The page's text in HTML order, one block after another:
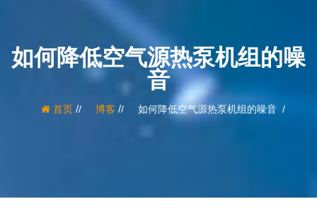
如何降低空气源热泵机组的噪
音
首页/ 博客 / 如何降低空气源热泵机组的噪音